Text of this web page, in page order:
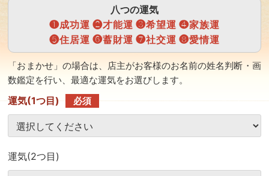
八つの運気
❶成功運 ❷才能運 ❸希望運 ❹家族運
❺住居運 ❻蓄財運 ❼社交運 ❽愛情運
「おまかせ」の場合は、店主がお客様のお名前の姓名判断・画
数鑑定を行い、最適な運気をお選びします。
運気(1つ目) 必須
運気(2つ目)